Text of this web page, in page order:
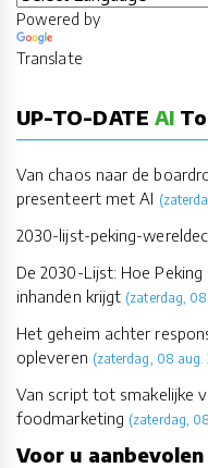
Powered by
Translate
UP-TO-DATE AI
Van chaos naar de
presenteert met AI
2030-lijst-peking-
De 2030-Lijst: Hoe
inhanden krijgt (zaterdag,
Het geheim achter
opleveren (zaterdag, 08 aug.
Van script tot smakelijke
foodmarketing (zaterdag,
Voor u aanbevolen